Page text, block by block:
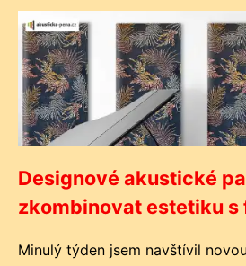
Designové akustické
zkombinovat estetiku s
Minulý týden jsem navštívil